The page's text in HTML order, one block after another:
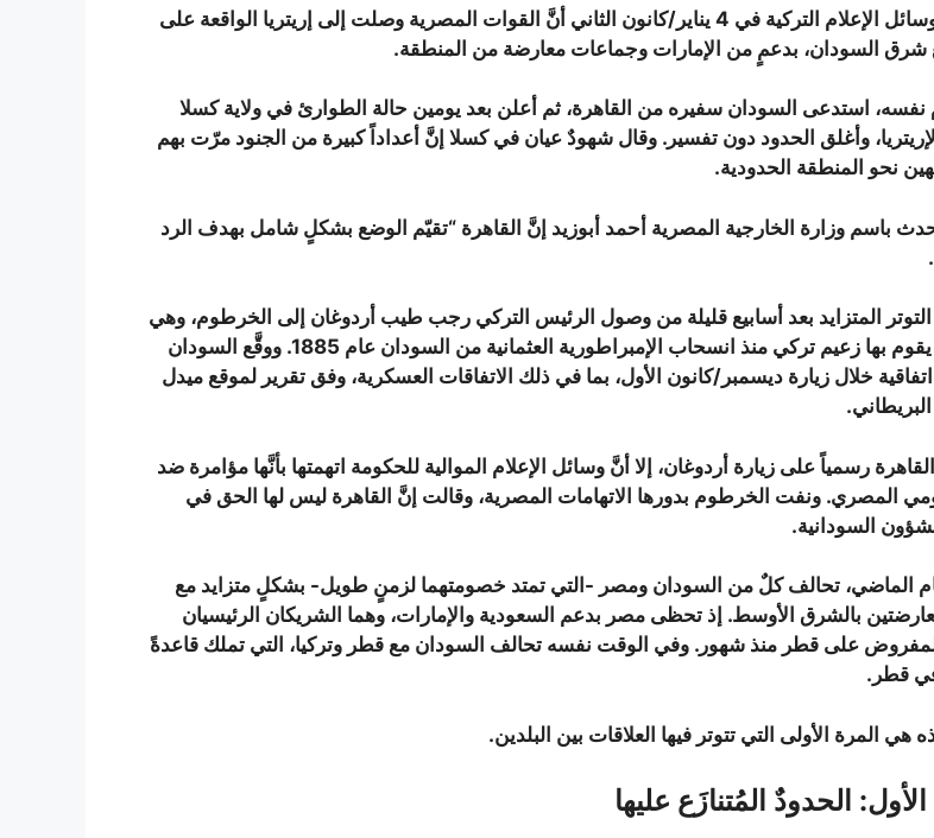
إذ أفادت وسائل الإعلام التركية في 4 يناير/كانون الثاني أنَّ القوات المصرية وصلت إلى إريتريا الواقعة على
شرق السودان، بدعمٍ من الإمارات وجماعات معارضة من المنطقة.
نفسه، استدعى السودان سفيره من القاهرة، ثم أعلن بعد يومين حالة الطوارئ في ولاية كسلا
لإريتريا، وأغلق الحدود دون تفسير. وقال شهودٌ عيان في كسلا إنَّ أعداداً كبيرة من الجنود مرّت بهم
نحو المنطقة الحدودية.
باسم وزارة الخارجية المصرية أحمد أبوزيد إنَّ القاهرة “تقيّم الوضع بشكلٍ شامل بهدف الرد
التوتر المتزايد بعد أسابيع قليلة من وصول الرئيس التركي رجب طيب أردوغان إلى الخرطوم، وهي
أول زيارة يقوم بها زعيم تركي منذ انسحاب الإمبراطورية العثمانية من السودان عام 1885. ووقَّع السودان
وتركيا 13 اتفاقية خلال زيارة ديسمبر/كانون الأول، بما في ذلك الاتفاقات العسكرية، وفق تقرير لموقع ميدل
رسمياً على زيارة أردوغان، إلا أنَّ وسائل الإعلام الموالية للحكومة اتهمتها بأنَّها مؤامرة ضد
المصري. ونفت الخرطوم بدورها الاتهامات المصرية، وقالت إنَّ القاهرة ليس لها الحق في
السودانية.
الماضي، تحالف كلٌ من السودان ومصر -التي تمتد خصومتهما لزمنٍ طويل- بشكلٍ متزايد مع
بالشرق الأوسط. إذ تحظى مصر بدعم السعودية والإمارات، وهما الشريكان الرئيسيان
على قطر منذ شهور. وفي الوقت نفسه تحالف السودان مع قطر وتركيا، التي تملك قاعدةً
قطر.
المرة الأولى التي تتوتر فيها العلاقات بين البلدين.
الحدودٌ المُتنازَع عليها